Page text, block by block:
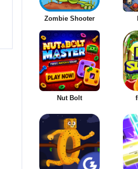
Zombie Shooter
Nut Bolt